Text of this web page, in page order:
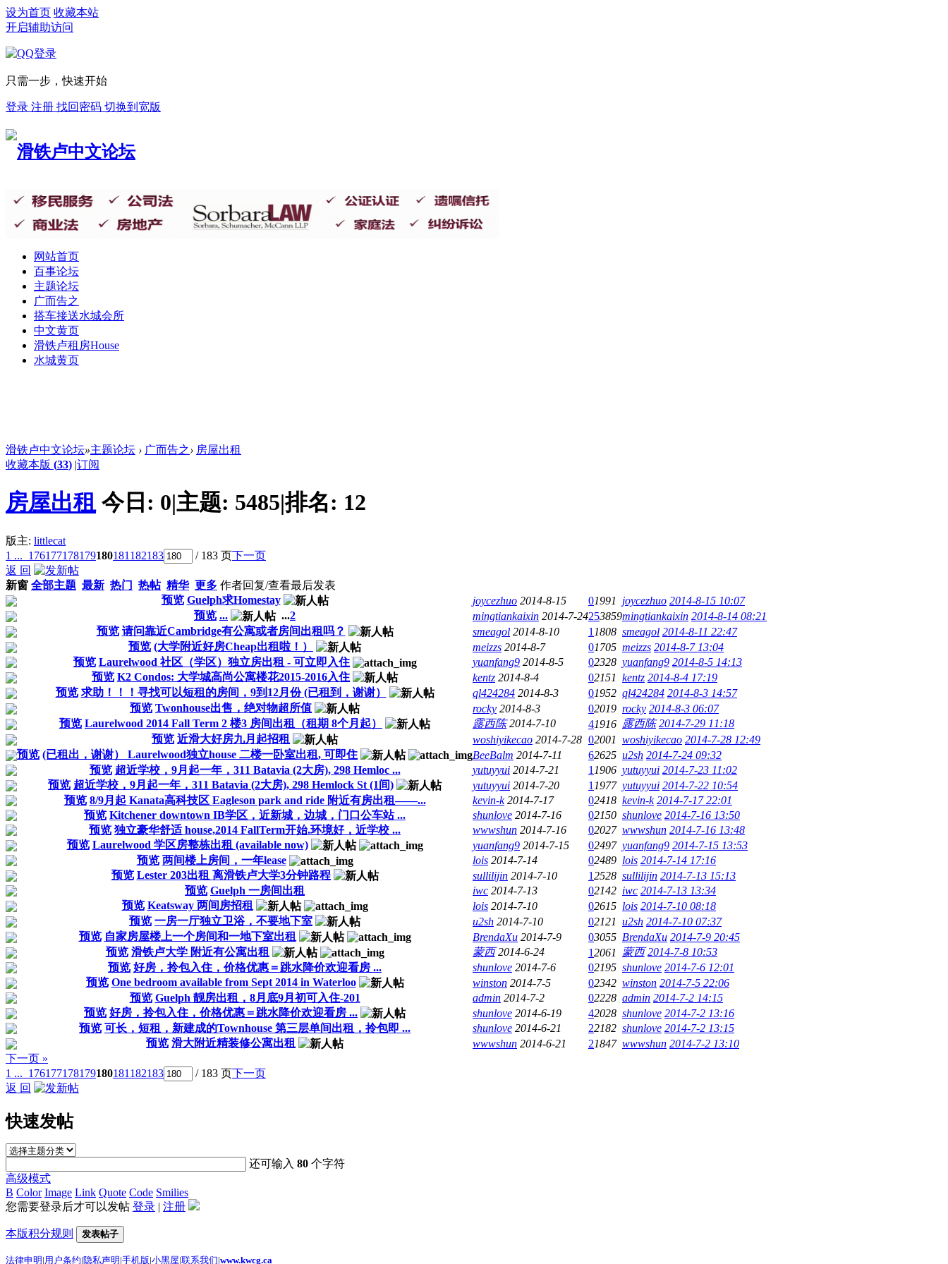
设为首页 收藏本站
开启辅助访问
只需一步，快速开始
登录 注册 找回密码 切换到宽版
网站首页
百事论坛
主题论坛
广而告之
搭车接送水城会所
中文黄页
滑铁卢租房House
水城黄页
滑铁卢中文论坛»主题论坛 › 广而告之› 房屋出租
收藏本版 (33) |订阅
房屋出租 今日: 0|主题: 5485|排名: 12
版主: littlecat
1 ... 176177178179180181 182183 / 183 页下一页
返 回
新窗 全部主题 最新 热门 热帖 精华 更多 作者回复/查看最后发表
预览 Guelph求Homestay joycezhuo 2014-8-15 01991 joycezhuo 2014-8-15 10:07
预览 ... ...2 mingtiankaixin 2014-7-24253859mingtiankaixin 2014-8-14 08:21
预览 请问靠近Cambridge有公寓或者房间出租吗？ smeagol 2014-8-10 1 1808 smeagol 2014-8-11 22:47
预览 (大学附近好房Cheap出租啦！） meizzs 2014-8-7 01705 meizzs 2014-8-7 13:04
预览 Laurelwood 社区（学区）独立房出租 - 可立即入住 yuanfang9 2014-8-5 02328 yuanfang9 2014-8-5 14:13
预览 K2 Condos: 大学城高尚公寓楼花2015-2016入住 kentz 2014-8-4 02151 kentz 2014-8-4 17:19
预览 求助！！！寻找可以短租的房间，9到12月份 (已租到，谢谢） ql424284 2014-8-3 01952 ql424284 2014-8-3 14:57
预览 Twonhouse出售，绝对物超所值 rocky 2014-8-3 02019 rocky 2014-8-3 06:07
预览 Laurelwood 2014 Fall Term 2 楼3 房间出租（租期 8个月起） 露西陈 2014-7-10 41916 露西陈 2014-7-29 11:18
预览 近滑大好房九月起招租 woshiyikecao 2014-7-28 02001 woshiyikecao 2014-7-28 12:49
预览 (已租出，谢谢） Laurelwood独立house 二楼一卧室出租, 可即住 BeeBalm 2014-7-11 62625 u2sh 2014-7-24 09:32
预览 超近学校，9月起一年，311 Batavia (2大房), 298 Hemloc ... yutuyyui 2014-7-21 1 1906 yutuyyui 2014-7-23 11:02
预览 超近学校，9月起一年，311 Batavia (2大房), 298 Hemlock St (1间) yutuyyui 2014-7-20 1 1977 yutuyyui 2014-7-22 10:54
预览 8/9月起 Kanata高科技区 Eagleson park and ride 附近有房出租——... kevin-k 2014-7-17 02418 kevin-k 2014-7-17 22:01
预览 Kitchener downtown IB学区，近新城，边城，门口公车站 ... shunlove 2014-7-16 02150 shunlove 2014-7-16 13:50
预览 独立豪华舒适 house,2014 FallTerm开始.环境好，近学校 ... wwwshun 2014-7-16 02027 wwwshun 2014-7-16 13:48
预览 Laurelwood 学区房整栋出租 (available now) yuanfang9 2014-7-15 02497 yuanfang9 2014-7-15 13:53
预览 两间楼上房间，一年lease lois 2014-7-14 02489 lois 2014-7-14 17:16
预览 Lester 203出租 离滑铁卢大学3分钟路程 sullilijin 2014-7-10 12528 sullilijin 2014-7-13 15:13
预览 Guelph 一房间出租 iwc 2014-7-13 02142 iwc 2014-7-13 13:34
预览 Keatsway 两间房招租 lois 2014-7-10 02615 lois 2014-7-10 08:18
预览 一房一厅独立卫浴，不要地下室 u2sh 2014-7-10 02121 u2sh 2014-7-10 07:37
预览 自家房屋楼上一个房间和一地下室出租 BrendaXu 2014-7-9 03055 BrendaXu 2014-7-9 20:45
预览 滑铁卢大学 附近有公寓出租 蒙西 2014-6-24 12061 蒙西 2014-7-8 10:53
预览 好房，拎包入住，价格优惠＝跳水降价欢迎看房 ... shunlove 2014-7-6 02195 shunlove 2014-7-6 12:01
预览 One bedroom available from Sept 2014 in Waterloo winston 2014-7-5 02342 winston 2014-7-5 22:06
预览 Guelph 靓房出租，8月底9月初可入住-201 admin 2014-7-2 02228 admin 2014-7-2 14:15
预览 好房，拎包入住，价格优惠＝跳水降价欢迎看房 ... shunlove 2014-6-19 42028 shunlove 2014-7-2 13:16
预览 可长，短租，新建成的Townhouse 第三层单间出租，拎包即 ... shunlove 2014-6-21 22182 shunlove 2014-7-2 13:15
预览 滑大附近精装修公寓出租 wwwshun 2014-6-21 21847 wwwshun 2014-7-2 13:10
下一页 »
1 ... 176177178179180181 182183 / 183 页下一页
返 回
快速发帖
还可输入80 个字符
高级模式
B Color Image Link Quote Code Smilies
您需要登录后才可以发帖 登录 | 注册
本版积分规则 发表帖子
法律申明|用户条约|隐私声明|手机版|小黑屋|联系我们|www.kwcg.ca